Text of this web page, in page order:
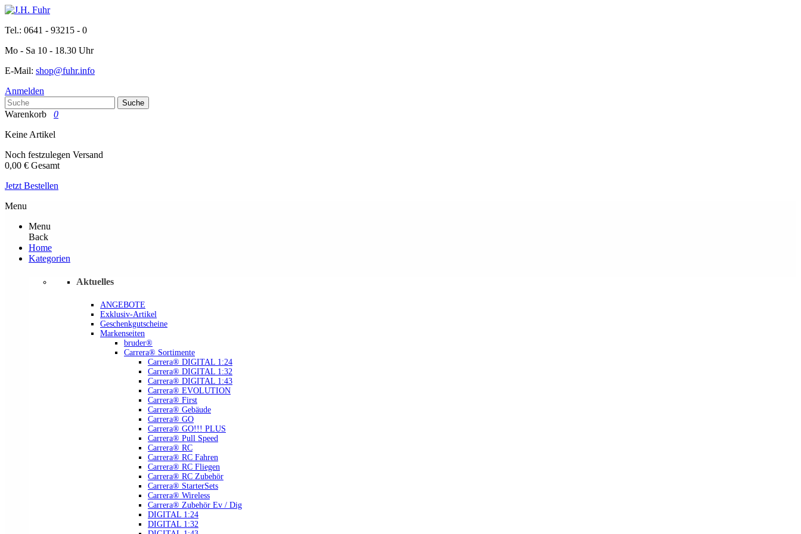
Tel.: 0641 - 93215 - 0
Mo - Sa 10 - 18.30 Uhr
E-Mail: shop@fuhr.info
Anmelden
Suche
Warenkorb
0
Keine Artikel
Noch festzulegen Versand
0,00 € Gesamt
Jetzt Bestellen
Menu
Menu
Back
Home
Kategorien
Aktuelles
ANGEBOTE
Exklusiv-Artikel
Geschenkgutscheine
Markenseiten
bruder®
Carrera® Sortimente
Carrera® DIGITAL 1:24
Carrera® DIGITAL 1:32
Carrera® DIGITAL 1:43
Carrera® EVOLUTION
Carrera® First
Carrera® Gebäude
Carrera® GO
Carrera® GO!!! PLUS
Carrera® Pull Speed
Carrera® RC
Carrera® RC Fahren
Carrera® RC Fliegen
Carrera® RC Zubehör
Carrera® StarterSets
Carrera® Wireless
Carrera® Zubehör Ev / Dig
DIGITAL 1:24
DIGITAL 1:32